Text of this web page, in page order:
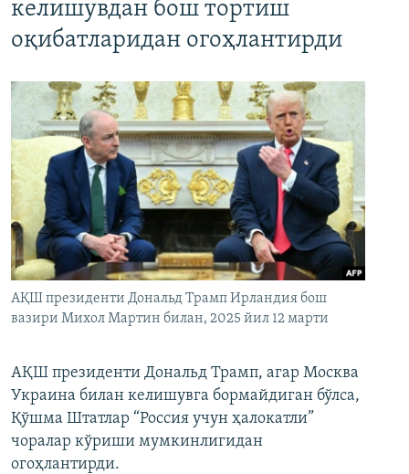
келишувдан бош тортиш
оқибатларидан огоҳлантирди
АҚШ президенти Дональд Трамп Ирландия бош
вазири Михол Мартин билан, 2025 йил 12 марти
АҚШ президенти Дональд Трамп, агар Москва
Украина билан келишувга бормайдиган бўлса,
Қўшма Штатлар “Россия учун ҳалокатли”
чоралар кўриши мумкинлигидан
огоҳлантирди.